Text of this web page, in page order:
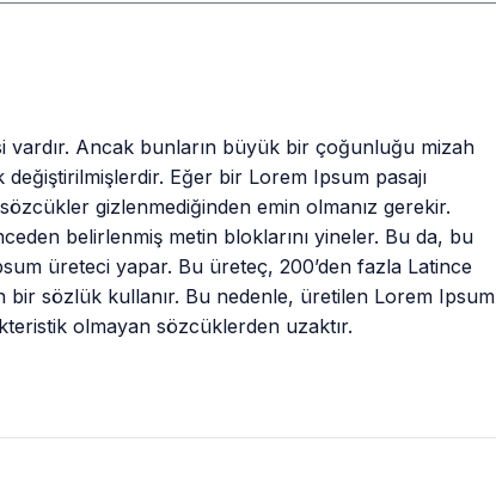
vardır. Ancak bunların büyük bir çoğunluğu mizah
Eğer bir Lorem Ipsum pasajı
gizlenmediğinden emin olmanız gerekir.
belirlenmiş metin bloklarını yineler. Bu da, bu
üreteci yapar. Bu üreteç, 200’den fazla Latince
bir sözlük kullanır. Bu nedenle, üretilen Lorem Ipsum
olmayan sözcüklerden uzaktır.